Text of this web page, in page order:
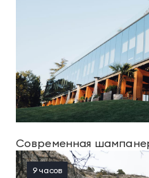
Современная
9 часов